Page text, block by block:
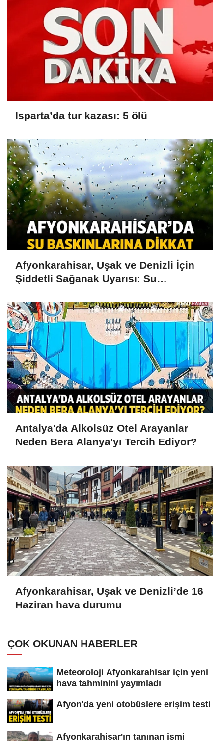
Isparta’da tur kazası: 5 ölü
Afyonkarahisar, Uşak ve Denizli İçin
Şiddetli Sağanak Uyarısı: Su
Antalya'da Alkolsüz Otel Arayanlar
Neden Bera Alanya'yı Tercih Ediyor?
Afyonkarahisar, Uşak ve Denizli’de 16
Haziran hava durumu
ÇOK OKUNAN HABERLER
Meteoroloji Afyonkarahisar için yeni
hava tahminini yayımladı
Afyon'da yeni otobüslere erişim testi
Afyonkarahisar'ın tanınan ismi